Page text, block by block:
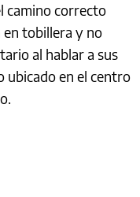
camino correcto
en tobillera y no
al hablar a sus
ubicado en el centro